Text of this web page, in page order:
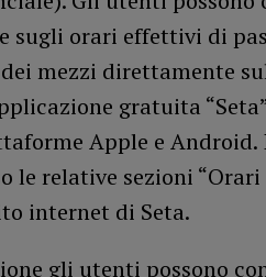
sugli orari effettivi di
mezzi direttamente
gratuita
Apple e Android.
le relative sezioni
internet di Seta.
gli utenti possono